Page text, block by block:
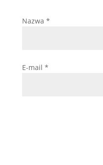
Nazwa *
E-mail *